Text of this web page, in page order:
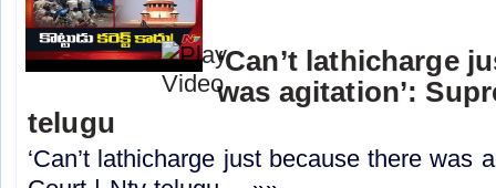
‘Can’t lathicharge
was agitation’:
telugu
‘Can’t lathicharge just because there was